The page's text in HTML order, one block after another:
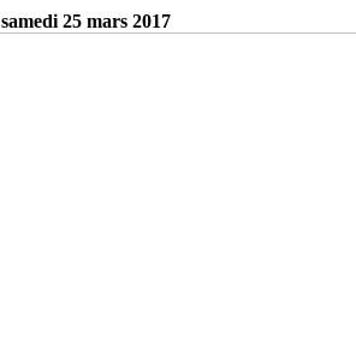
samedi 25 mars 2017